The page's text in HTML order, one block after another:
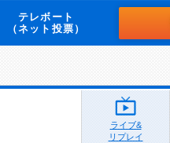
テレボート
（ネット投票）
ライブ&
リプレイ